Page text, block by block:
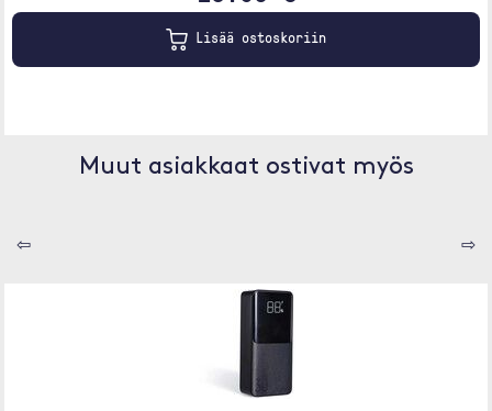
Lisää ostoskoriin
Muut asiakkaat ostivat myös
⇦ ⇨